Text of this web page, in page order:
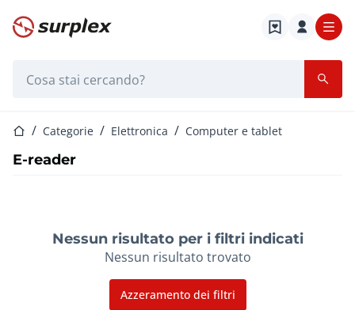
Home
Home Categorie Elettronica Computer e tablet
E-reader
Nessun risultato per i filtri indicati
Nessun risultato trovato
Azzeramento dei filtri